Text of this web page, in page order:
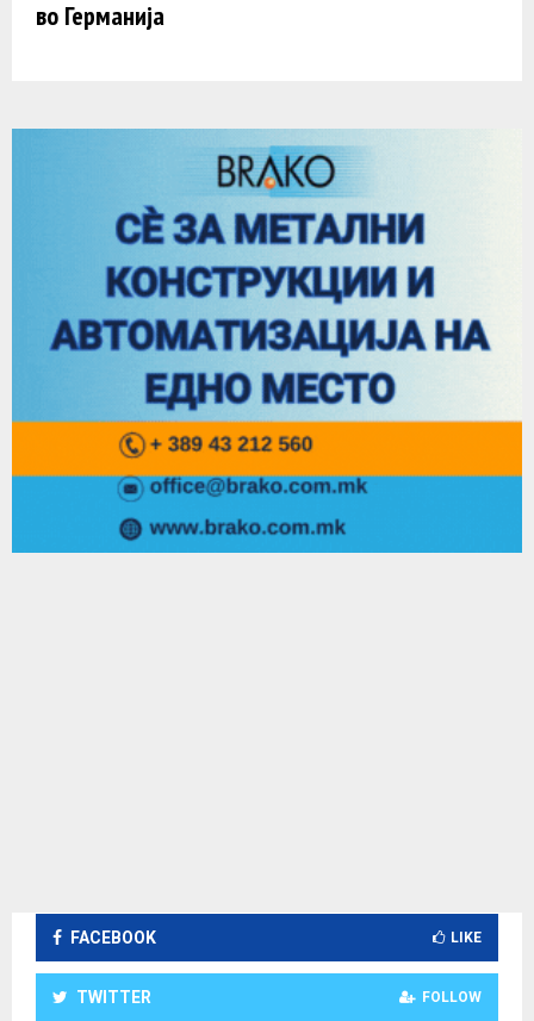
во Германија
FACEBOOK LIKE
TWITTER FOLLOW